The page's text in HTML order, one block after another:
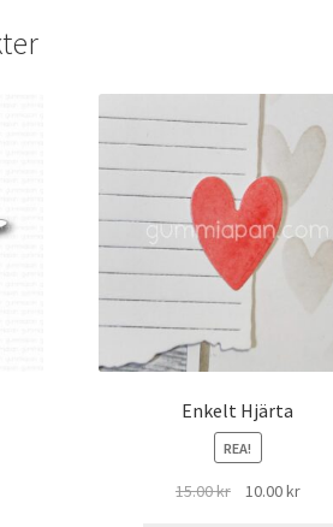
Enkelt Hjärta
REA!
15.00kr
Det
10.00krDet